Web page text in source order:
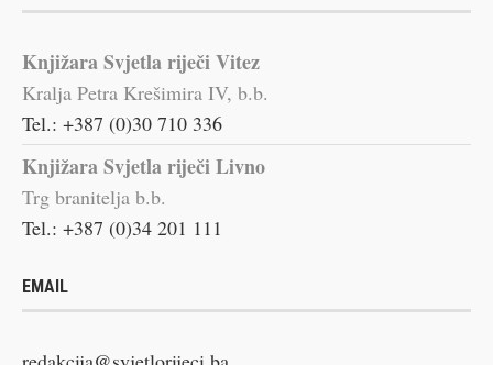
Knjižara Svjetla riječi Vitez
Kralja Petra Krešimira IV, b.b.
Tel.: +387 (0)30 710 336
Knjižara Svjetla riječi Livno
Trg branitelja b.b.
Tel.: +387 (0)34 201 111
EMAIL